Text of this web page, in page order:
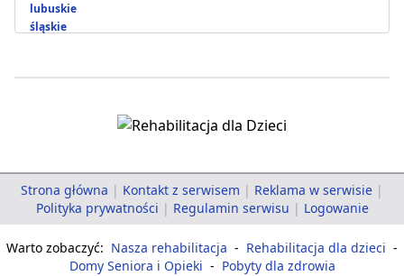
lubuskie
śląskie
Strona główna | Kontakt z serwisem | Reklama w serwisie |
Polityka prywatności | Regulamin serwisu | Logowanie
Warto zobaczyć: Nasza rehabilitacja - Rehabilitacja dla dzieci -
Domy Seniora i Opieki - Pobyty dla zdrowia